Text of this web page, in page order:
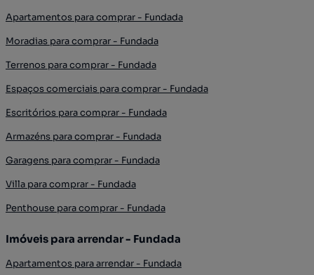
Apartamentos para comprar - Fundada
Moradias para comprar - Fundada
Terrenos para comprar - Fundada
Espaços comerciais para comprar - Fundada
Escritórios para comprar - Fundada
Armazéns para comprar - Fundada
Garagens para comprar - Fundada
Villa para comprar - Fundada
Penthouse para comprar - Fundada
Imóveis para arrendar - Fundada
Apartamentos para arrendar - Fundada